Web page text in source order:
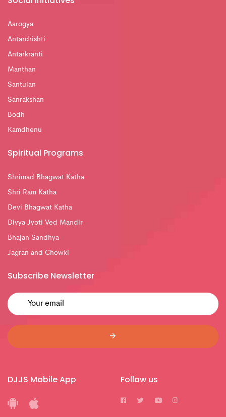
Aarogya
Antardrishti
Antarkranti
Manthan
Santulan
Sanrakshan
Bodh
Kamdhenu
Spiritual Programs
Shrimad Bhagwat Katha
Shri Ram Katha
Devi Bhagwat Katha
Divya Jyoti Ved Mandir
Bhajan Sandhya
Jagran and Chowki
Subscribe Newsletter
DJJS Mobile App Follow us